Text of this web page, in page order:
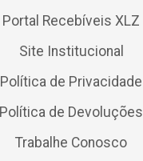
Portal Recebíveis XLZ
Site Institucional
Política de Privacidade
Política de Devoluções
Trabalhe Conosco